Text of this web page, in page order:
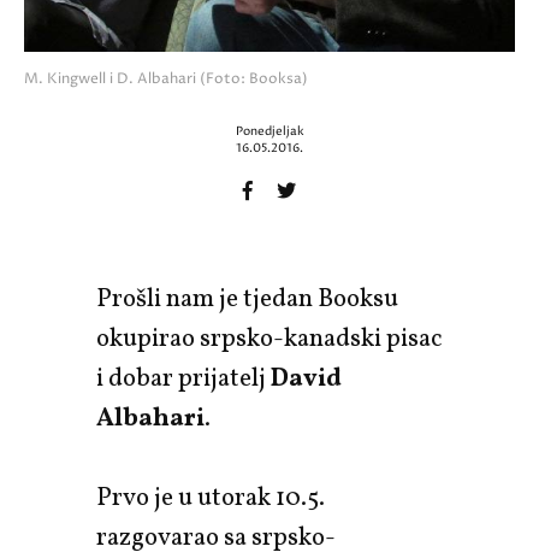
M. Kingwell i D. Albahari (Foto: Booksa)
Ponedjeljak
16.05.2016.
Prošli nam je tjedan Booksu
okupirao srpsko-kanadski pisac
i dobar prijatelj David
Albahari.
Prvo je u utorak 10.5.
razgovarao sa srpsko-